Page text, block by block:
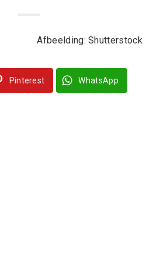
Afbeelding: Shutterstock
Pinterest WhatsApp